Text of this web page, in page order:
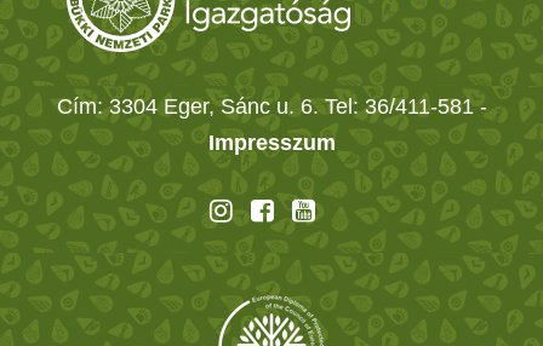
Cím: 3304 Eger, Sánc u. 6. Tel: 36/411-581 -
Impresszum